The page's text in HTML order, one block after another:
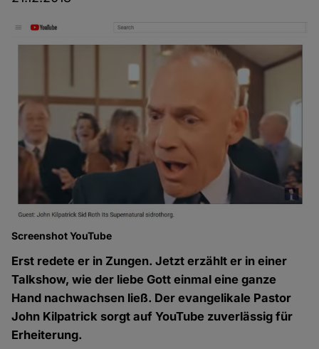
Screenshot YouTube
Erst redete er in Zungen. Jetzt erzählt er in einer
Talkshow, wie der liebe Gott einmal eine ganze
Hand nachwachsen ließ. Der evangelikale Pastor
John Kilpatrick sorgt auf YouTube zuverlässig für
Erheiterung.